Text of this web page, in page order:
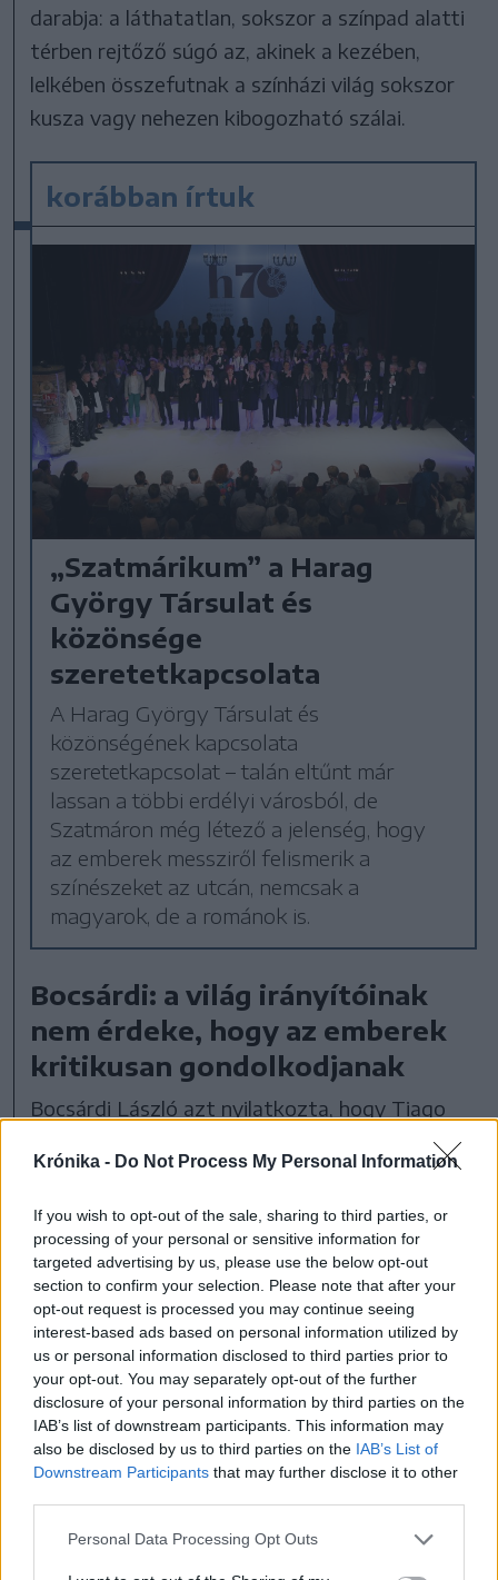
Krónika - Do Not Process My Personal Information
If you wish to opt-out of the sale, sharing to third parties, or
processing of your personal or sensitive information for
targeted advertising by us, please use the below opt-out
section to confirm your selection. Please note that after your
opt-out request is processed you may continue seeing
interest-based ads based on personal information utilized by
us or personal information disclosed to third parties prior to
your opt-out. You may separately opt-out of the further
disclosure of your personal information by third parties on the
IAB’s list of downstream participants. This information may
also be disclosed by us to third parties on the IAB’s List of
Downstream Participants that may further disclose it to other
Personal Data Processing Opt Outs
darabja: a láthatatlan, sokszor a színpad alatti
térben rejtőző súgó az, akinek a kezében,
lelkében összefutnak a színházi világ sokszor
kusza vagy nehezen kibogozható szálai.
korábban írtuk
„Szatmárikum” a Harag
György Társulat és
közönsége
szeretetkapcsolata
A Harag György Társulat és
közönségének kapcsolata
szeretetkapcsolat – talán eltűnt már
lassan a többi erdélyi városból, de
Szatmáron még létező a jelenség, hogy
az emberek messziről felismerik a
színészeket az utcán, nemcsak a
magyarok, de a románok is.
Bocsárdi: a világ irányítóinak
nem érdeke, hogy az emberek
kritikusan gondolkodjanak
Bocsárdi László azt nyilatkozta, hogy Tiago
olvasta és „telibe találta”.
Úgy éreztem, nagyon
személyesen érint ez a darab
amiatt, hogy a színházzal
való viszonyomat általa
körül tudom járni.
A szerző fájdalmas és kétségbeesett kiáltása
azzal kapcsolatban, hogy veszélyben a kultúra.
Olyan időszakot élünk, azt érezzük – és ez
globális jelenség –, hogy a világot irányítóknak
nem érdekük, hogy a kultúra, a színház, a